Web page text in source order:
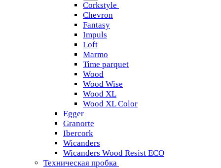
Corkstyle
Chevron
Fantasy
Impuls
Loft
Marmo
Time parquet
Wood
Wood Wise
Wood XL
Wood XL Color
Egger
Granorte
Ibercork
Wicanders
Wicanders Wood Resist ECO
Техническая пробка